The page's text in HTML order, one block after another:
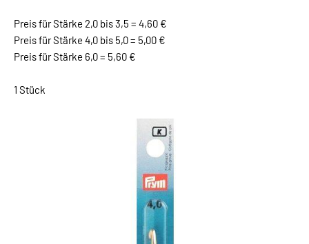
Preis für Stärke 2,0 bis 3,5 = 4,60 €
Preis für Stärke 4,0 bis 5,0 = 5,00 €
Preis für Stärke 6,0 = 5,60 €
1 Stück